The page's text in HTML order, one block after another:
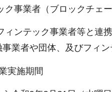
ク事業者（ブロックチェ
ィンテック事業者等と連
事業者や団体、及びフィ
実施期間